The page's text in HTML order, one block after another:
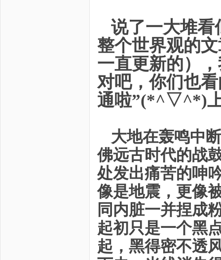
说了一大堆看
整个世界观的
一直更新的）
对吧，你们也
通啦”(*^▽^*)
大地在轰鸣中
佛远古时代的战
处发出痛苦的呻
像是地震，更像
同内脏一并捏成
起初只是一个黑
起，黑得密不透